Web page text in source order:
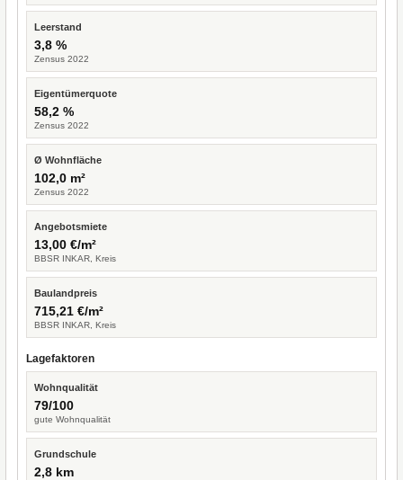
Leerstand
3,8 %
Zensus 2022
Eigentümerquote
58,2 %
Zensus 2022
Ø Wohnfläche
102,0 m²
Zensus 2022
Angebotsmiete
13,00 €/m²
BBSR INKAR, Kreis
Baulandpreis
715,21 €/m²
BBSR INKAR, Kreis
Lagefaktoren
Wohnqualität
79/100
gute Wohnqualität
Grundschule
2,8 km